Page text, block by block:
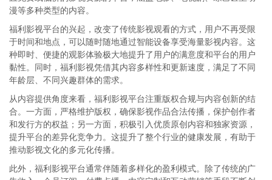
漫等多种类型的内容。
福利影视平台的兴起，改变了传统影视观看的方式，用户不再受限
于时间和地点，可以随时随地通过智能设备享受海量影视内容。这
种即时、便捷的观影体验极大地提升了用户的满意度和平台的用户
黏性。同时，福利影视凭借其内容多样性和更新速度，满足了不同
年龄层、不同兴趣群体的需求。
从内容提供角度来看，福利影视平台注重版权合规与内容创新的结
合。一方面，严格维护版权，确保影视作品合法传播，保护创作者
和发行方的权益；另一方面，积极引入优质原创内容和独家资源，
提升平台的差异化竞争力。这提升了整个行业的健康发展，有助于
推动影视文化的多元化传播。
此外，福利影视平台通常伴随着多样化的盈利模式。除了传统的广